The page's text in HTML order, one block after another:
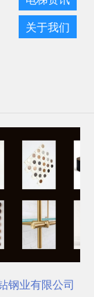
关于我们
钢业有限公司，